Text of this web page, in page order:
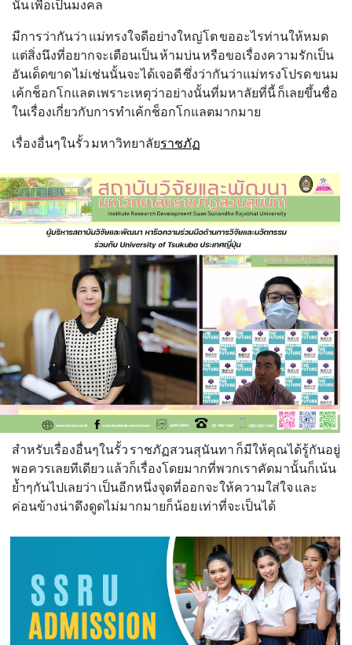
นั้น เพื่อเป็นมงคล
มีการว่ากันว่า แม่ทรงใจดีอย่างใหญ่โต ขออะไรท่านให้หมด
แต่สิ่งนึงที่อยากจะเตือนเป็น ห้ามบ่น หรือขอเรื่องความรักเป็น
อันเด็ดขาด ไม่เช่นนั้นจะได้เจอดี ซึ่งว่ากันว่าแม่ทรงโปรด ขนม
เค้กช็อกโกแลต เพราะเหตุว่าอย่างนั้นที่มหาลัยที่นี้ ก็เลยขึ้นชื่อ
ในเรื่องเกี่ยวกับการทำเค้กช็อกโกแลตมากมาย
เรื่องอื่นๆในรั้ว มหาวิทยาลัยราชภัฏ
สำหรับเรื่องอื่นๆในรั้ว ราชภัฏสวนสุนันทา ก็มีให้คุณได้รู้กันอยู่
พอควรเลยทีเดียว แล้วก็เรื่องโดยมากที่พวกเราคัดมานั้นก็เน้น
ย้ำๆกันไปเลยว่า เป็นอีกหนึ่งจุดที่ออกจะให้ความใส่ใจ และ
ค่อนข้างน่าดึงดูดไม่มากมายก็น้อย เท่าที่จะเป็นได้